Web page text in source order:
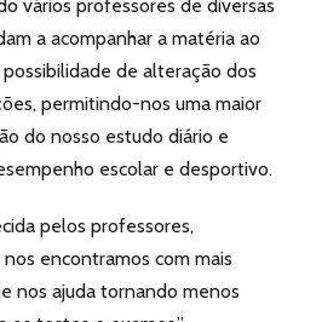
vários professores de diversas
a acompanhar a matéria ao
de alteração dos
permitindo-nos uma maior
do nosso estudo diário e
escolar e desportivo.
pelos professores,
encontramos com mais
nos ajuda tornando menos